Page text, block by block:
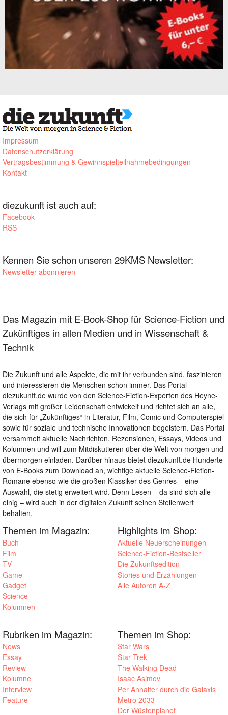
Impressum
Datenschutzerklärung
Vertragsbestimmung & Gewinnspielteilnahmebedingungen
Kontakt
diezukunft ist auch auf:
Facebook
RSS
Kennen Sie schon unseren 29KMS Newsletter:
Newsletter abonnieren
Das Magazin mit E-Book-Shop für Science-Fiction und
Zukünftiges in allen Medien und in Wissenschaft &
Technik
Die Zukunft und alle Aspekte, die mit ihr verbunden sind, faszinieren
und interessieren die Menschen schon immer. Das Portal
diezukunft.de wurde von den Science-Fiction-Experten des Heyne-
Verlags mit großer Leidenschaft entwickelt und richtet sich an alle,
die sich für „Zukünftiges“ in Literatur, Film, Comic und Computerspiel
sowie für soziale und technische Innovationen begeistern. Das Portal
versammelt aktuelle Nachrichten, Rezensionen, Essays, Videos und
Kolumnen und will zum Mitdiskutieren über die Welt von morgen und
übermorgen einladen. Darüber hinaus bietet diezukunft.de Hunderte
von E-Books zum Download an, wichtige aktuelle Science-Fiction-
Romane ebenso wie die großen Klassiker des Genres – eine
Auswahl, die stetig erweitert wird. Denn Lesen – da sind sich alle
einig – wird auch in der digitalen Zukunft seinen Stellenwert
behalten.
Themen im Magazin:
Buch
Film
TV
Game
Gadget
Science
Kolumnen
Highlights im Shop:
Aktuelle Neuerscheinungen
Science-Fiction-Bestseller
Die Zukunftsedition
Stories und Erzählungen
Alle Autoren A-Z
Rubriken im Magazin:
News
Essay
Review
Kolumne
Interview
Feature
Themen im Shop:
Star Wars
Star Trek
The Walking Dead
Isaac Asimov
Per Anhalter durch die Galaxis
Metro 2033
Der Wüstenplanet